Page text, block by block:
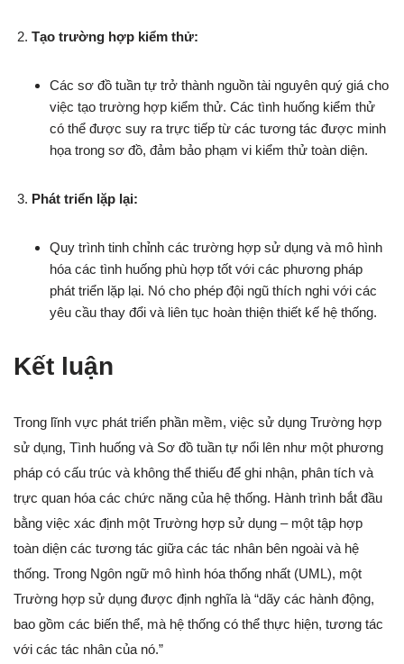
Tạo trường hợp kiểm thử:
Các sơ đồ tuần tự trở thành nguồn tài nguyên quý giá cho
việc tạo trường hợp kiểm thử. Các tình huống kiểm thử
có thể được suy ra trực tiếp từ các tương tác được minh
họa trong sơ đồ, đảm bảo phạm vi kiểm thử toàn diện.
Phát triển lặp lại:
Quy trình tinh chỉnh các trường hợp sử dụng và mô hình
hóa các tình huống phù hợp tốt với các phương pháp
phát triển lặp lại. Nó cho phép đội ngũ thích nghi với các
yêu cầu thay đổi và liên tục hoàn thiện thiết kế hệ thống.
Kết luận
Trong lĩnh vực phát triển phần mềm, việc sử dụng Trường hợp
sử dụng, Tình huống và Sơ đồ tuần tự nổi lên như một phương
pháp có cấu trúc và không thể thiếu để ghi nhận, phân tích và
trực quan hóa các chức năng của hệ thống. Hành trình bắt đầu
bằng việc xác định một Trường hợp sử dụng – một tập hợp
toàn diện các tương tác giữa các tác nhân bên ngoài và hệ
thống. Trong Ngôn ngữ mô hình hóa thống nhất (UML), một
Trường hợp sử dụng được định nghĩa là “dãy các hành động,
bao gồm các biến thể, mà hệ thống có thể thực hiện, tương tác
với các tác nhân của nó.”